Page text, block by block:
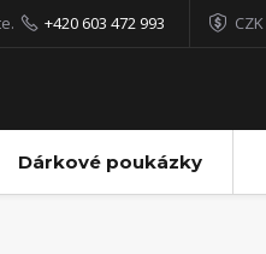
CZK
+420 603 472 993
Dárkové poukázky